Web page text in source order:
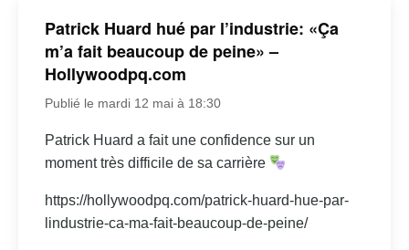
Patrick Huard hué par l’industrie: «Ça
m’a fait beaucoup de peine» –
Hollywoodpq.com
Publié le mardi 12 mai à 18:30
Patrick Huard a fait une confidence sur un
moment très difficile de sa carrière
https://hollywoodpq.com/patrick-huard-hue-par-
lindustrie-ca-ma-fait-beaucoup-de-peine/